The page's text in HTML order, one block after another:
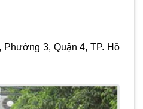
Phường 3, Quận 4, TP. Hồ